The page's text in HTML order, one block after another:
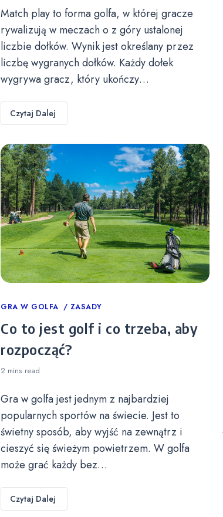
Match play to forma golfa, w której gracze
rywalizują w meczach o z góry ustalonej
liczbie dołków. Wynik jest określany przez
liczbę wygranych dołków. Każdy dołek
wygrywa gracz, który ukończy…
Czytaj Dalej
Categories
GRA W GOLFA ZASADY
Co to jest golf i co trzeba, aby
rozpocząć?
2 mins read
Gra w golfa jest jednym z najbardziej
popularnych sportów na świecie. Jest to
świetny sposób, aby wyjść na zewnątrz i
cieszyć się świeżym powietrzem. W golfa
może grać każdy bez…
Czytaj Dalej